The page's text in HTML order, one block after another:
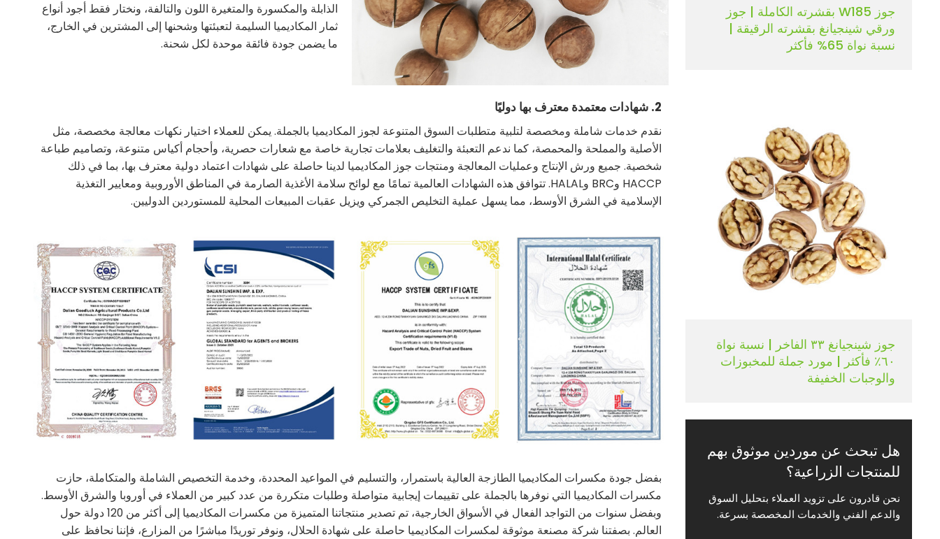
الذابلة والمكسورة والمتغيرة اللون والتالفة، ونختار فقط أجود أنواع
ثمار المكاديميا السليمة لتعبئتها وشحنها إلى المشترين في الخارج،
ما يضمن جودة فائقة موحدة لكل شحنة.
2. شهادات معتمدة معترف بها دوليًا
نقدم خدمات شاملة ومخصصة لتلبية متطلبات السوق المتنوعة لجوز المكاديميا بالجملة. يمكن للعملاء اختيار نكهات معالجة مخصصة، مثل
الأصلية والمملحة والمحمصة، كما ندعم التعبئة والتغليف بعلامات تجارية خاصة مع شعارات حصرية، وأحجام أكياس متنوعة، وتصاميم طباعة
شخصية. جميع ورش الإنتاج وعمليات المعالجة ومنتجات جوز المكاديميا لدينا حاصلة على شهادات اعتماد دولية معترف بها، بما في ذلك
HACCP وBRC وHALAL. تتوافق هذه الشهادات العالمية تمامًا مع لوائح سلامة الأغذية الصارمة في المناطق الأوروبية ومعايير التغذية
الإسلامية في الشرق الأوسط، مما يسهل عملية التخليص الجمركي ويزيل عقبات المبيعات المحلية للمستوردين الدوليين.
بفضل جودة مكسرات المكاديميا الطازجة العالية باستمرار، والتسليم في المواعيد المحددة، وخدمة التخصيص الشاملة والمتكاملة، حازت
مكسرات المكاديميا التي نوفرها بالجملة على تقييمات إيجابية متواصلة وطلبات متكررة من عدد كبير من العملاء في أوروبا والشرق الأوسط.
وبفضل سنوات من التواجد الفعال في الأسواق الخارجية، تم تصدير منتجاتنا المتميزة من مكسرات المكاديميا إلى أكثر من 120 دولة حول
العالم. بصفتنا شركة مصنعة موثوقة لمكسرات المكاديميا حاصلة على شهادة الحلال، ونوفر توريدًا مباشرًا من المزارع، فإننا نحافظ على
جوز W185 بقشرته الكاملة | جوز
ورقي شينجيانغ بقشرته الرقيقة |
نسبة نواة 65% فأكثر
جوز شينجيانغ ٣٣ الفاخر | نسبة نواة
٦٠٪ فأكثر | مورد جملة للمخبوزات
والوجبات الخفيفة
هل تبحث عن موردين موثوق بهم
للمنتجات الزراعية؟
نحن قادرون على تزويد العملاء بتحليل السوق
والدعم الفني والخدمات المخصصة بسرعة.